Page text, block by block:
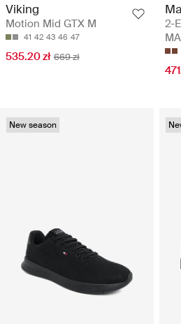
Viking
Motion Mid GTX M
41 42 43 46 47
535.20 zł 669 zł
2-
New season